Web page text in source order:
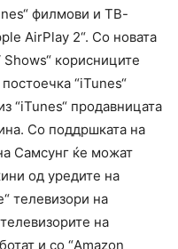
филмови и ТВ-
AirPlay 2“. Со новата
корисниците
“iTunes“
“iTunes“ продавницата
Со поддршката на
Самсунг ќе можат
од уредите на
телевизори на
на
и со “Amazon